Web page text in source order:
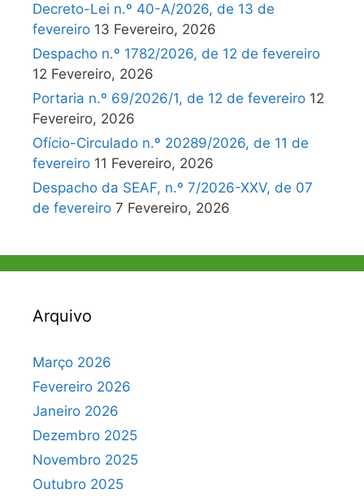
Decreto-Lei n.º 40-A/2026, de 13 de
fevereiro 13 Fevereiro, 2026
Despacho n.º 1782/2026, de 12 de fevereiro
12 Fevereiro, 2026
Portaria n.º 69/2026/1, de 12 de fevereiro 12
Fevereiro, 2026
Ofício-Circulado n.º 20289/2026, de 11 de
fevereiro 11 Fevereiro, 2026
Despacho da SEAF, n.º 7/2026-XXV, de 07
de fevereiro 7 Fevereiro, 2026
Arquivo
Março 2026
Fevereiro 2026
Janeiro 2026
Dezembro 2025
Novembro 2025
Outubro 2025